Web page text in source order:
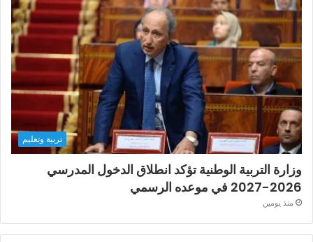
تربية وتعليم
وزارة التربية الوطنية تؤكد انطلاق الدخول المدرسي
2026-2027 في موعده الرسمي
منذ يومين